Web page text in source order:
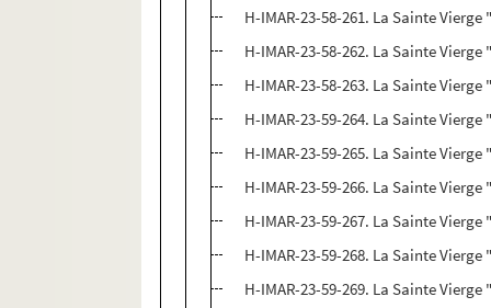
H-IMAR-23-58-261. La Sainte
H-IMAR-23-58-262. La Sainte
H-IMAR-23-58-263. La Sainte
H-IMAR-23-59-264. La Sainte
H-IMAR-23-59-265. La Sainte
H-IMAR-23-59-266. La Sainte
H-IMAR-23-59-267. La Sainte
H-IMAR-23-59-268. La Sainte
H-IMAR-23-59-269. La Sainte